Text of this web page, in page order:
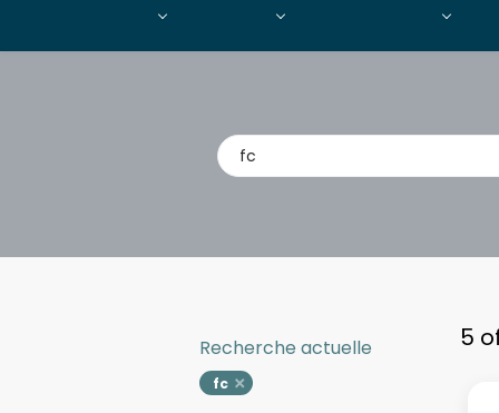
Métier,
entreprise,
5
Recherche actuelle
fc